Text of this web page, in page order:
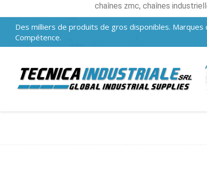
chaînes zmc, chaînes
Des milliers de produits de gros disponibles. Marques
Compétence.